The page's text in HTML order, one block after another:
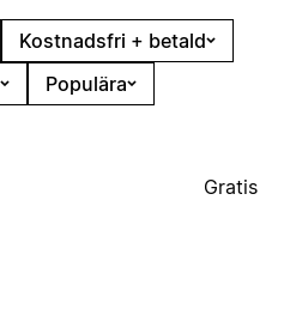
Kostnadsfri + betald
Populära
Gratis